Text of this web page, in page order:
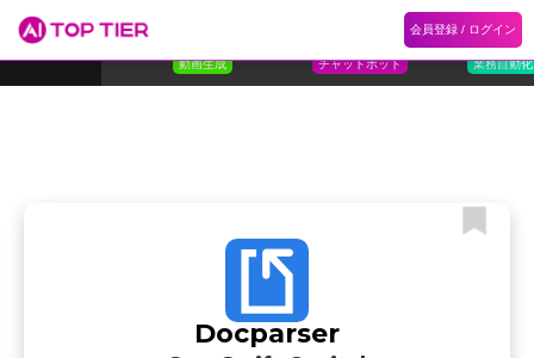
会員登録 / ログイン
ランキング
動画生成 チャットボット
3
Flokzu
業務自動化
Docparser
ホーム 記事